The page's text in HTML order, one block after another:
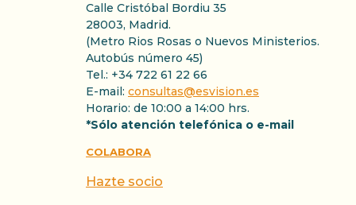
Calle Cristóbal Bordiu 35
28003, Madrid.
(Metro Rios Rosas o Nuevos Ministerios.
Autobús número 45)
Tel.: +34 722 61 22 66
E-mail: consultas@esvision.es
Horario: de 10:00 a 14:00 hrs.
*Sólo atención telefónica o e-mail
COLABORA
Hazte socio